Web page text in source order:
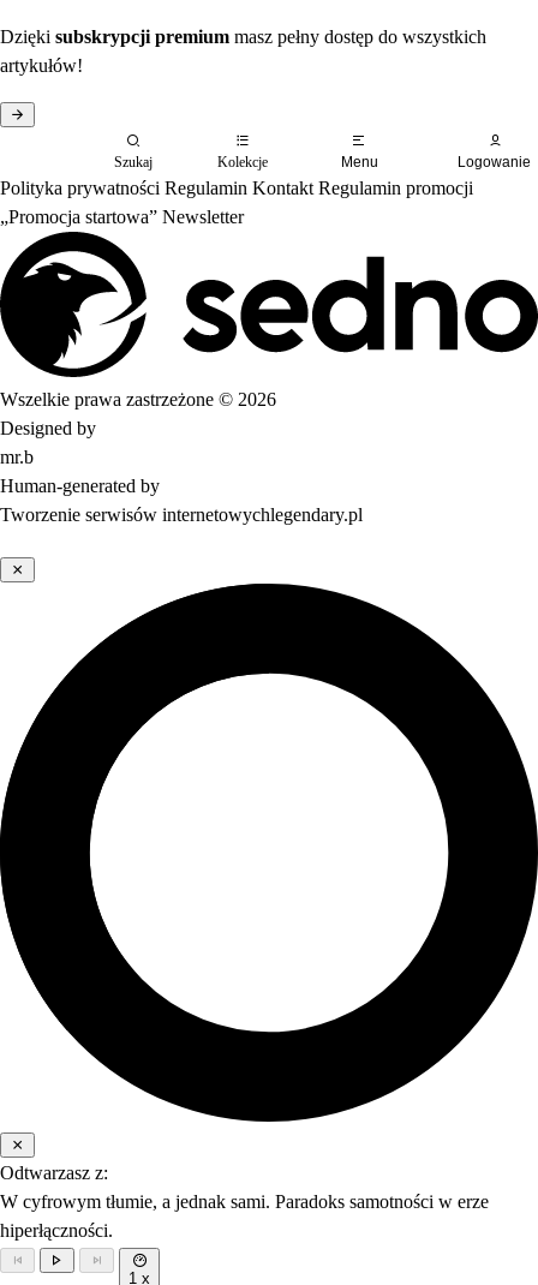
Dzięki subskrypcji premium masz pełny dostęp do wszystkich
artykułów!
Szukaj Kolekcje Menu Logowanie
Polityka prywatności Regulamin Kontakt Regulamin promocji
„Promocja startowa” Newsletter
Wszelkie prawa zastrzeżone © 2026
Designed by
mr.b
Human-generated by
Tworzenie serwisów internetowychlegendary.pl
Odtwarzasz z:
W cyfrowym tłumie, a jednak sami. Paradoks samotności w erze
hiperłączności.
1 x